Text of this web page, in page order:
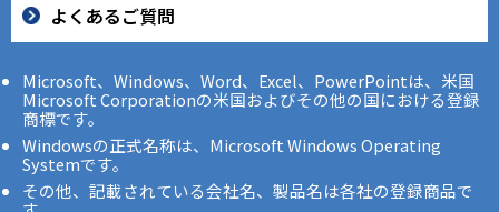
よくあるご質問
Microsoft、Windows、Word、Excel、PowerPointは、米国
Microsoft Corporationの米国およびその他の国における登録
商標です。
Windowsの正式名称は、Microsoft Windows Operating
Systemです。
その他、記載されている会社名、製品名は各社の登録商品で